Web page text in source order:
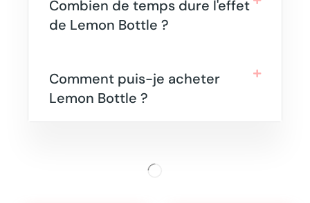
Combien de temps dure l'effet
de Lemon Bottle ?
Comment puis-je acheter
Lemon Bottle ?